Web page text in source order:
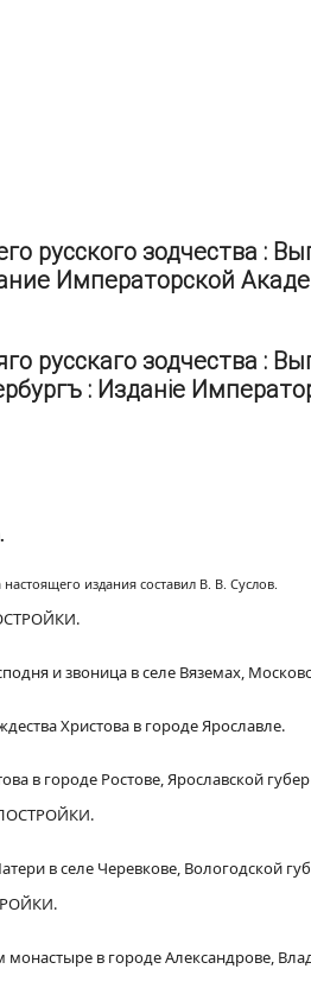
русского зодчества :
Императорской
русскаго зодчества :
: Изданіе
издания составил В. В. Суслов.
и звоница в селе Вяземах,
Христова в городе Ярославле.
в городе Ростове, Ярославской
в селе Черевкове, Вологодской
монастыре в городе Александрове,